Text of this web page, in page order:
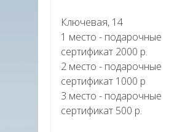
Ключевая, 14
1 место - подарочные
сертификат 2000 р.
2 место - подарочные
сертификат 1000 р
3 место - подарочные
сертификат 500 р.